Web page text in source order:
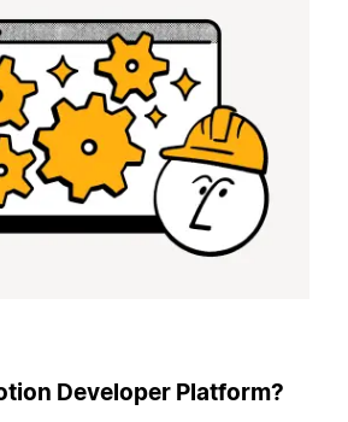
Developer Platform?